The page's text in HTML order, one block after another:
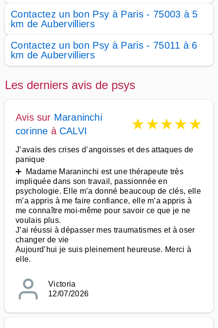
Contactez un bon Psy à Paris - 75003 à 5
km de Aubervilliers
Contactez un bon Psy à Paris - 75011 à 6
km de Aubervilliers
Les derniers avis de psys
Avis sur Maraninchi
corinne à CALVI ★★★★★
J’avais des crises d’angoisses et des attaques de
panique
➕ Madame Maraninchi est une thérapeute très
impliquée dans son travail, passionnée en
psychologie. Elle m’a donné beaucoup de clés, elle
m’a appris à me faire confiance, elle m’a appris à
me connaître moi-même pour savoir ce que je ne
voulais plus.
J’ai réussi à dépasser mes traumatismes et à oser
changer de vie
Aujourd’hui je suis pleinement heureuse. Merci à
elle.
Victoria
12/07/2026